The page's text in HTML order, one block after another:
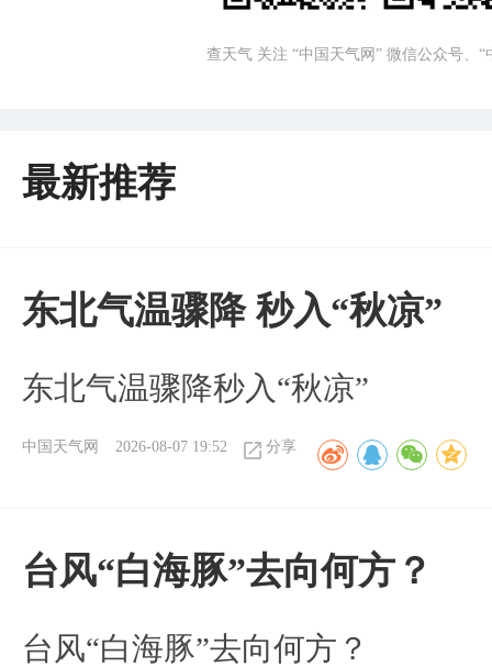
查天气 关注 “中国天气网” 微信公众号、
最新推荐
东北气温骤降 秒入“秋凉”
东北气温骤降秒入“秋凉”
中国天气网 2026-08-07 19:52 分享
台风“白海豚”去向何方？
台风“白海豚”去向何方？